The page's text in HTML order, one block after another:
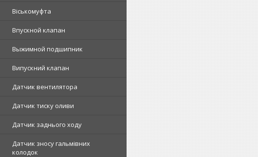
Віськомуфта
Впускной клапан
Выжимной подшипник
Випускний клапан
Датчик вентилятора
Датчик тиску оливи
Датчик заднього ходу
Датчик зносу гальмівних
колодок